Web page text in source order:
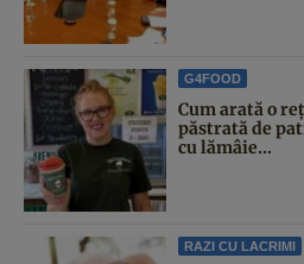
G4FOOD
Cum arată o
păstrată de
cu lămâie...
RAZI CU LACRIMI